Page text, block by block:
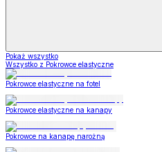
Pokaż wszystko
Wszystko z Pokrowce elastyczne
Pokrowce elastyczne na fotel
Pokrowce elastyczne na kanapy
Pokrowce na kanapę narożną